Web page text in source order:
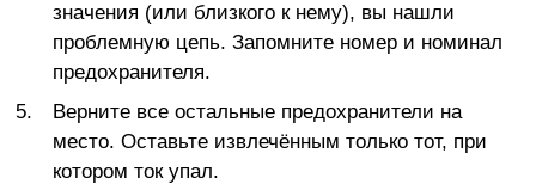
значения (или близкого к нему), вы нашли
проблемную цепь. Запомните номер и номинал
предохранителя.
Верните все остальные предохранители на
место. Оставьте извлечённым только тот, при
котором ток упал.